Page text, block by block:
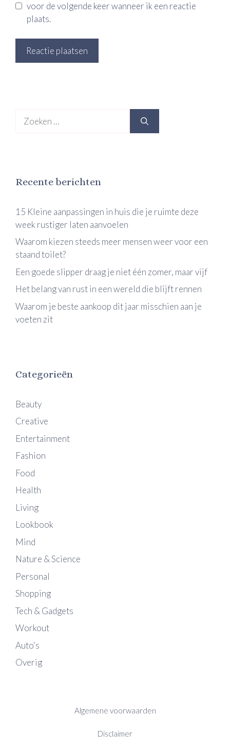
voor de volgende keer wanneer ik een reactie
plaats.
naar:
Recente berichten
15 Kleine aanpassingen in huis die je ruimte deze
week rustiger laten aanvoelen
Waarom kiezen steeds meer mensen weer voor een
staand toilet?
Een goede slipper draag je niet één zomer, maar vijf
Het belang van rust in een wereld die blijft rennen
Waarom je beste aankoop dit jaar misschien aan je
voeten zit
Categorieën
Beauty
Creative
Entertainment
Fashion
Food
Health
Living
Lookbook
Mind
Nature & Science
Personal
Shopping
Tech & Gadgets
Workout
Auto's
Overig
Algemene voorwaarden
Disclaimer